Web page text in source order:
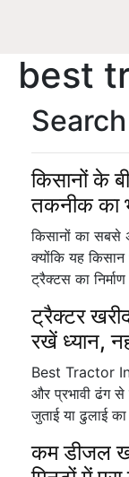
best
किसानों के
तकनीक का
किसानों का सबसे
क्योंकि यह
ट्रैक्टस का
ट्रैक्टर
रखें ध्यान,
Best Tractor
और प्रभावी ढंग से
जुताई या ढुलाई
कम डीजल